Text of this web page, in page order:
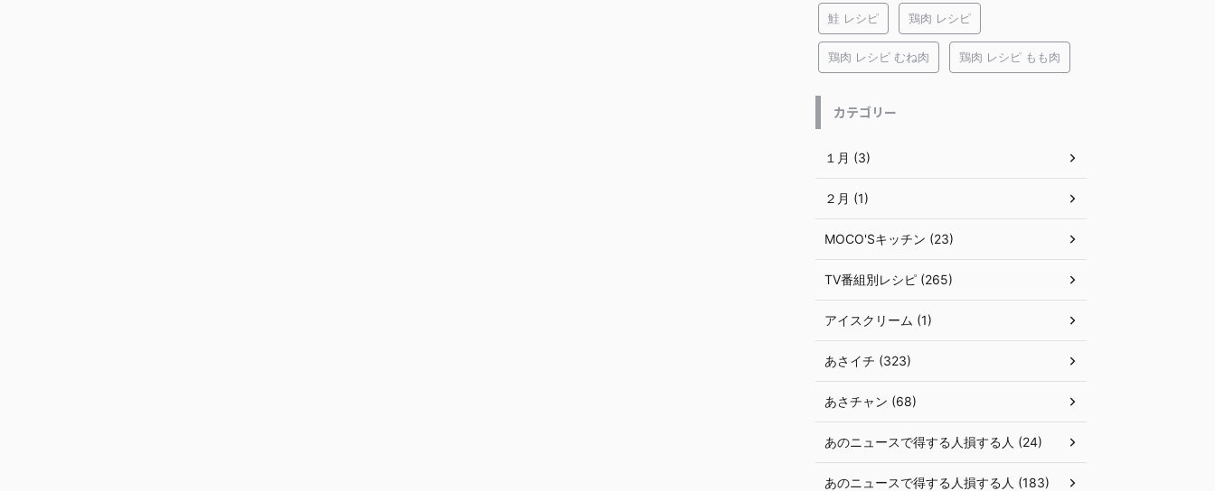
鮭 レシピ 鶏肉 レシピ
鶏肉 レシピ むね肉 鶏肉 レシピ もも肉
カテゴリー
１月 (3)
２月 (1)
MOCO'Sキッチン (23)
TV番組別レシピ (265)
アイスクリーム (1)
あさイチ (323)
あさチャン (68)
あのニュースで得する人損する人 (24)
あのニュースで得する人損する人 (183)